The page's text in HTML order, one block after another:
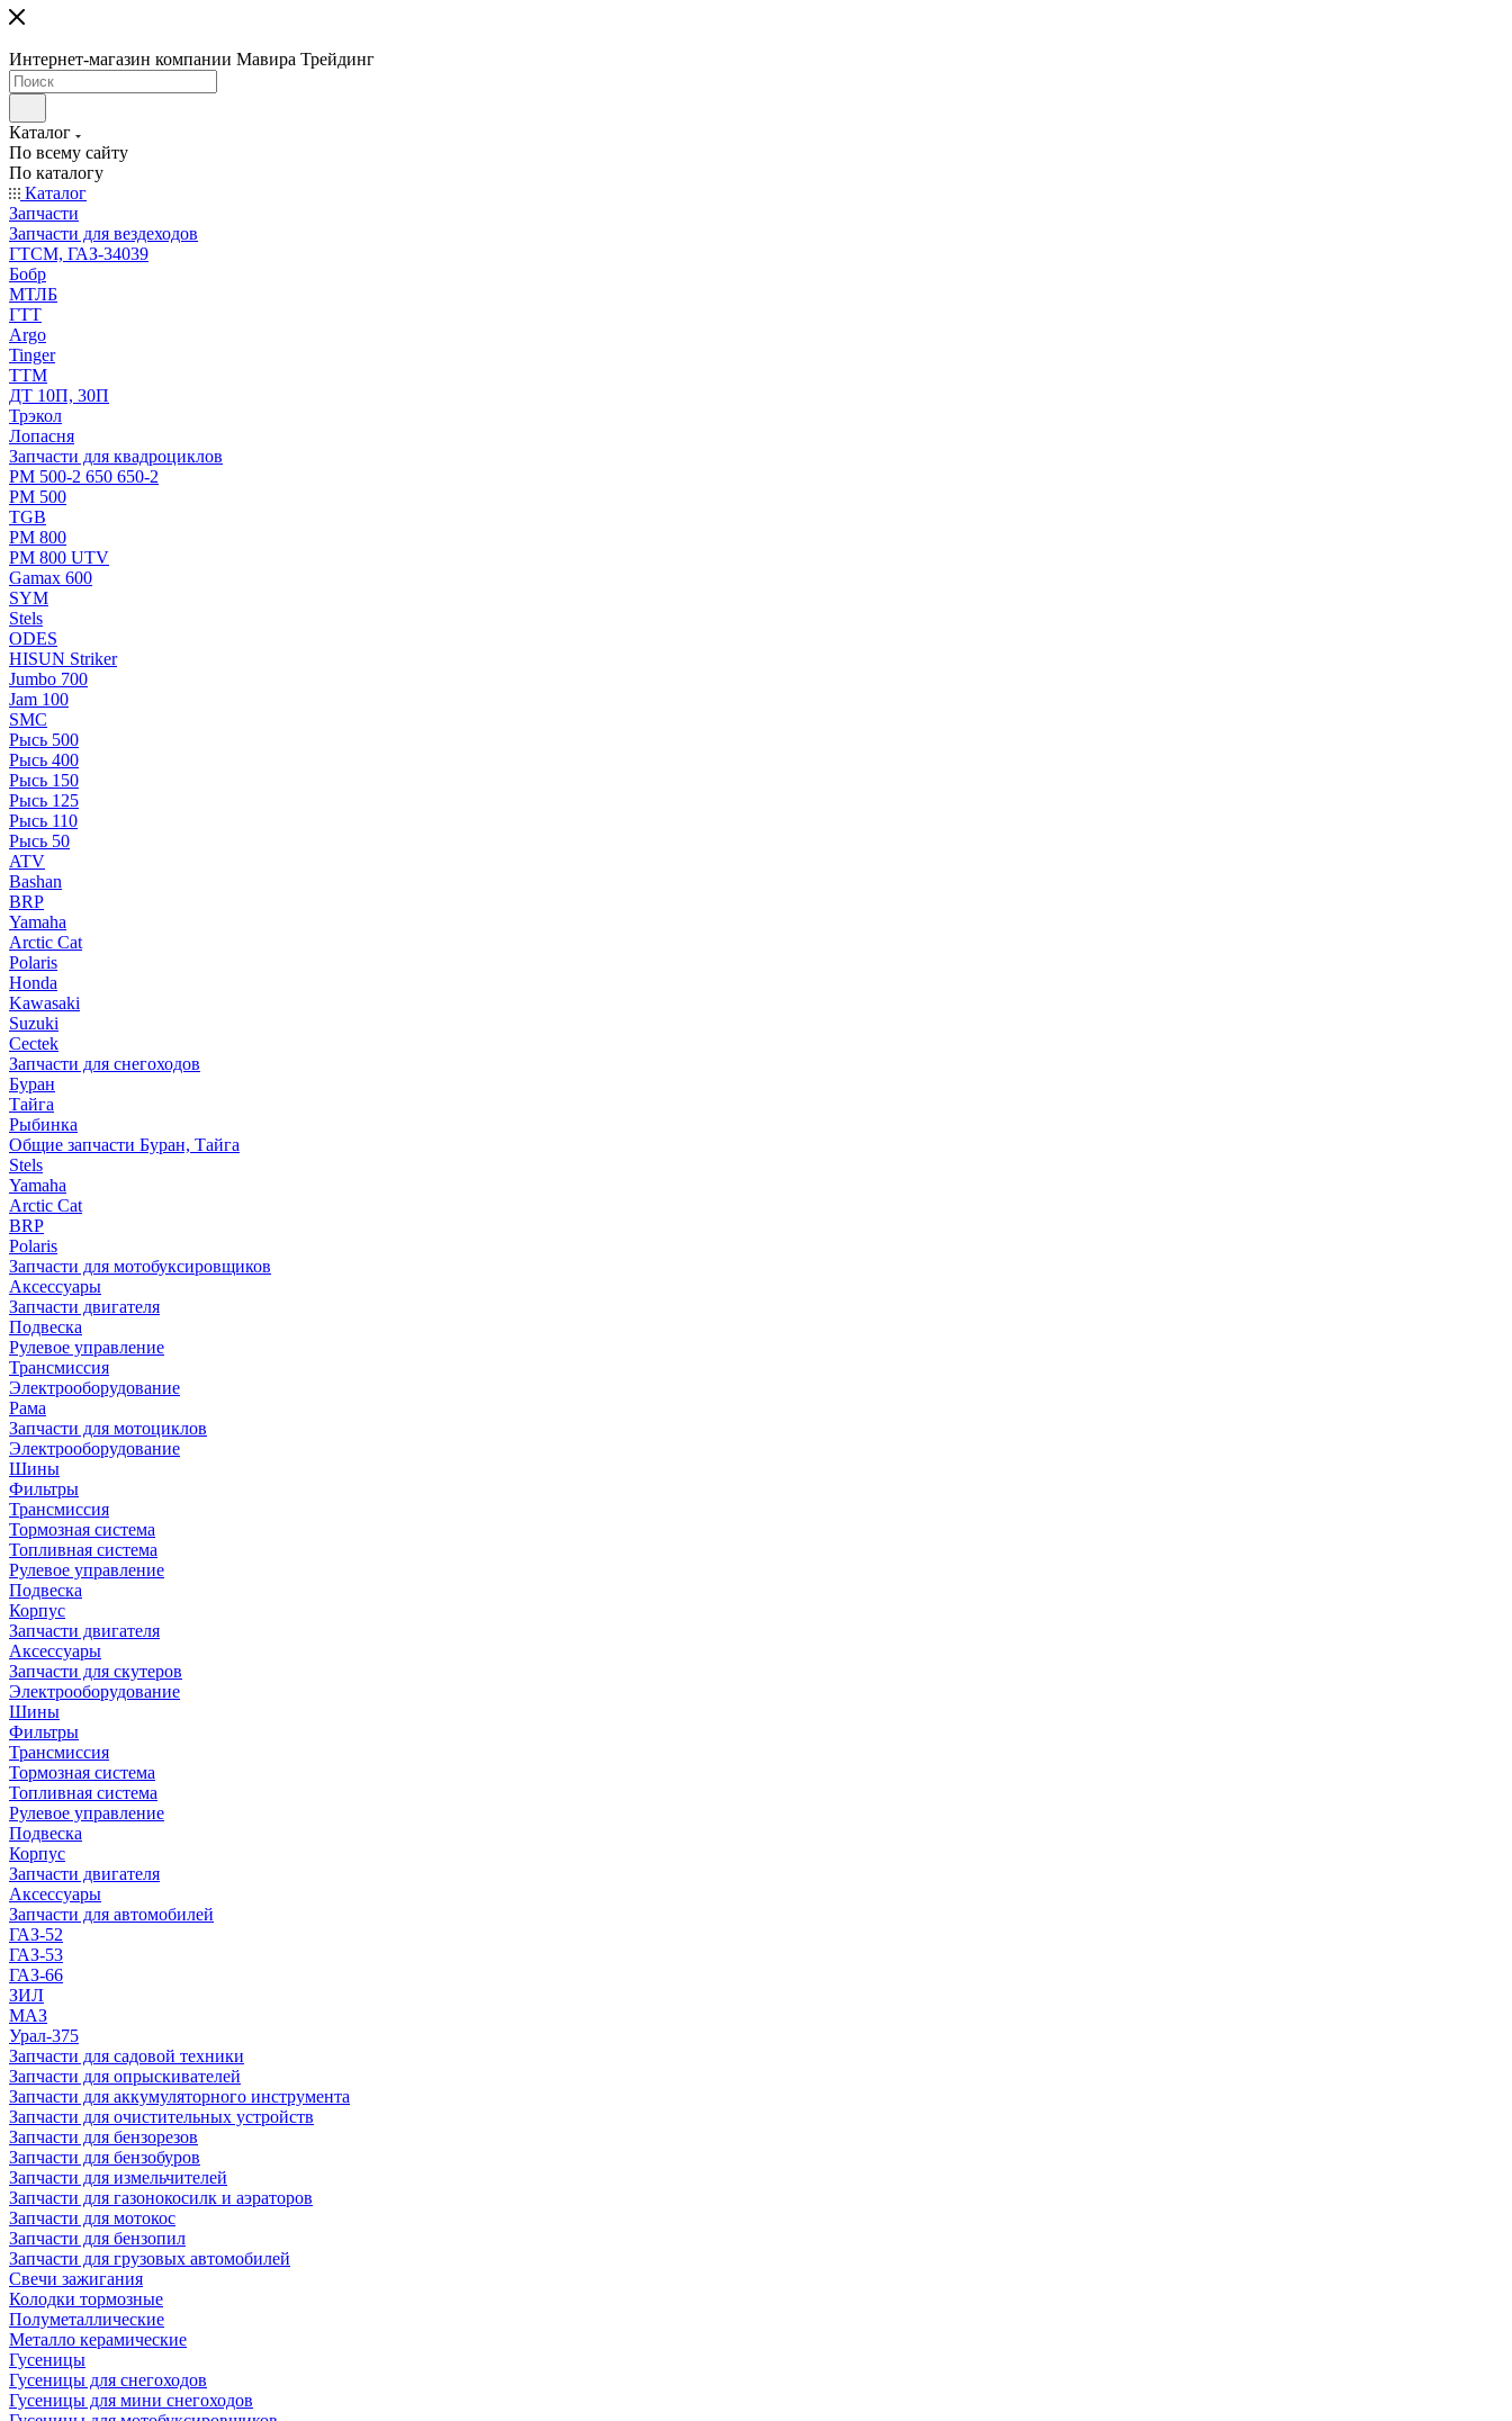
Интернет-магазин компании Мавира Трейдинг
Каталог
По всему сайту
По каталогу
Каталог
Запчасти
Запчасти для вездеходов
ГТСМ, ГАЗ-34039
Бобр
МТЛБ
ГТТ
Argo
Tinger
ТТМ
ДТ 10П, 30П
Трэкол
Лопасня
Запчасти для квадроциклов
РМ 500-2 650 650-2
РМ 500
TGB
РМ 800
РМ 800 UTV
Gamax 600
SYM
Stels
ОDЕS
HISUN Striker
Jumbo 700
Jam 100
SMC
Рысь 500
Рысь 400
Рысь 150
Рысь 125
Рысь 110
Рысь 50
ATV
Bashan
BRP
Yamaha
Arctic Cat
Polaris
Honda
Kawasaki
Suzuki
Cectek
Запчасти для снегоходов
Буран
Тайга
Рыбинка
Общие запчасти Буран, Тайга
Stels
Yamaha
Arctic Cat
BRP
Polaris
Запчасти для мотобуксировщиков
Аксессуары
Запчасти двигателя
Подвеска
Рулевое управление
Трансмиссия
Электрооборудование
Рама
Запчасти для мотоциклов
Электрооборудование
Шины
Фильтры
Трансмиссия
Тормозная система
Топливная система
Рулевое управление
Подвеска
Корпус
Запчасти двигателя
Аксессуары
Запчасти для скутеров
Электрооборудование
Шины
Фильтры
Трансмиссия
Тормозная система
Топливная система
Рулевое управление
Подвеска
Корпус
Запчасти двигателя
Аксессуары
Запчасти для автомобилей
ГАЗ-52
ГАЗ-53
ГАЗ-66
ЗИЛ
МАЗ
Урал-375
Запчасти для садовой техники
Запчасти для опрыскивателей
Запчасти для аккумуляторного инструмента
Запчасти для очистительных устройств
Запчасти для бензорезов
Запчасти для бензобуров
Запчасти для измельчителей
Запчасти для газонокосилк и аэраторов
Запчасти для мотокос
Запчасти для бензопил
Запчасти для грузовых автомобилей
Свечи зажигания
Колодки тормозные
Полуметаллические
Металло керамические
Гусеницы
Гусеницы для снегоходов
Гусеницы для мини снегоходов